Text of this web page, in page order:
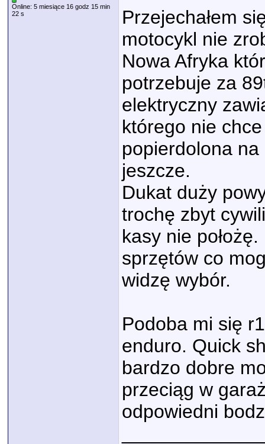
Online: 5 miesiące 16 godz 15 min
22 s
Przejechałem
motocykl nie
Nowa Afryka
potrzebuje za
elektryczny
którego nie
popierdolona
jeszcze.
Dukat duży
trochę zbyt
kasy nie
sprzętów co
widzę wybór.
Podoba mi się
enduro. Quick
bardzo dobre
przeciąg w
odpowiedni